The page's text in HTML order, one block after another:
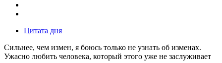
Цитата дня
Сильнее, чем измен, я боюсь только не узнать об изменах.
Ужасно любить человека, который этого уже не заслуживает